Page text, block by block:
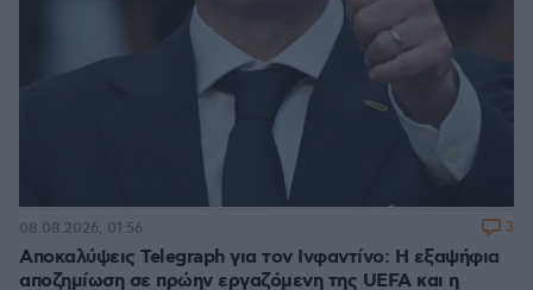
Αποκαλύψεις Telegraph για τον Ινφαντίνο: Η εξαψήφια
αποζημίωση σε πρώην εργαζόμενη της UEFA και η
08.08.2026, 01:56 3